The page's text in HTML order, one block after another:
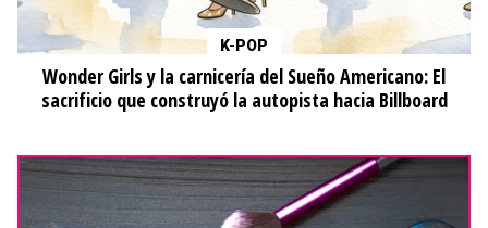
K-POP
Wonder Girls y la carnicería del Sueño Americano: El
sacrificio que construyó la autopista hacia Billboard